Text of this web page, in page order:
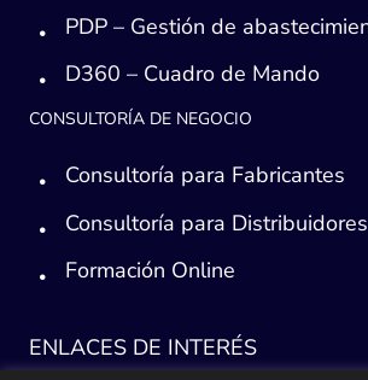
PDP – Gestión de
D360 – Cuadro de Mando
CONSULTORÍA DE NEGOCIO
Consultoría para Fabricantes
Consultoría para Distribuidores
Formación Online
ENLACES DE INTERÉS